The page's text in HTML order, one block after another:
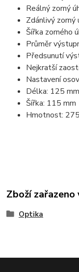
Reálný zorný
Zdánlivý zorný
Šířka zorného
Průměr
Předsunutí
Nejkratší
Nastavení
Délka: 125 mm
Šířka: 115 mm
Hmotnost:
Zboží
Optika